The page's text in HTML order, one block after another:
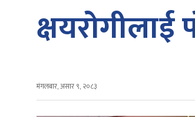
क्षयरोगीलाई
मंगलबार, असार ९, २०८३